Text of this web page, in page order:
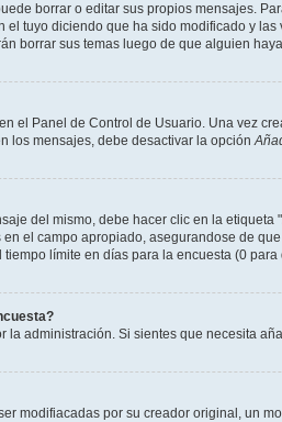
borrar o editar sus propios mensajes.
tuyo diciendo que ha sido modificado y
borrar sus temas luego de que alguien
el Panel de Control de Usuario. Una vez
los mensajes, debe desactivar la opción
del mismo, debe hacer clic en la
el campo apropiado, asegurandose de
límite en días para la encuesta (0
la administración. Si sientes que necesita
modifiacadas por su creador original, un